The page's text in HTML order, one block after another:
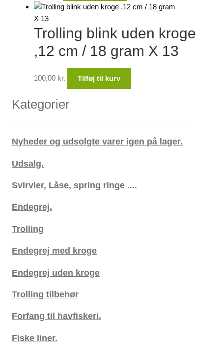
Trolling blink uden kroge
,12 cm / 18 gram X 13
100,00 kr. Tilføj til kurv
Kategorier
Nyheder og udsolgte varer igen på lager.
Udsalg.
Svirvler, Låse, spring ringe ....
Endegrej.
Trolling
Endegrej med kroge
Endegrej uden kroge
Trolling tilbehør
Forfang til havfiskeri.
Fiske liner.